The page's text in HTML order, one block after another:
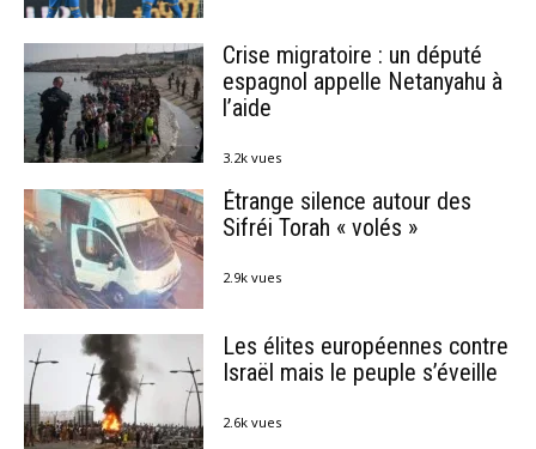
Crise migratoire : un député
espagnol appelle Netanyahu à
l’aide
3.2k vues
Étrange silence autour des
Sifréi Torah « volés »
2.9k vues
Les élites européennes contre
Israël mais le peuple s’éveille
2.6k vues